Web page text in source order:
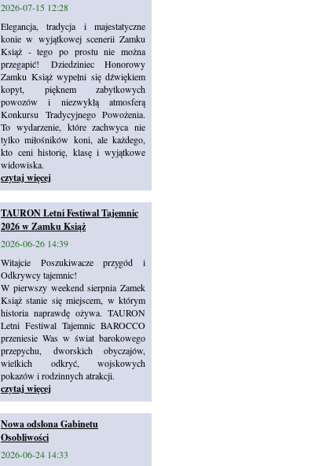
2026-07-15 12:28
Elegancja, tradycja i majestatyczne
konie w wyjątkowej scenerii Zamku
Książ - tego po prostu nie można
przegapić! Dziedziniec Honorowy
Zamku Książ wypełni się dźwiękiem
kopyt, pięknem zabytkowych
powozów i niezwykłą atmosferą
Konkursu Tradycyjnego Powożenia.
To wydarzenie, które zachwyca nie
tylko miłośników koni, ale każdego,
kto ceni historię, klasę i wyjątkowe
widowiska.
czytaj więcej
TAURON Letni Festiwal Tajemnic
2026 w Zamku Książ
2026-06-26 14:39
Witajcie Poszukiwacze przygód i
Odkrywcy tajemnic!
W pierwszy weekend sierpnia Zamek
Książ stanie się miejscem, w którym
historia naprawdę ożywa. TAURON
Letni Festiwal Tajemnic BAROCCO
przeniesie Was w świat barokowego
przepychu, dworskich obyczajów,
wielkich odkryć, wojskowych
pokazów i rodzinnych atrakcji.
czytaj więcej
Nowa odsłona Gabinetu
Osobliwości
2026-06-24 14:33